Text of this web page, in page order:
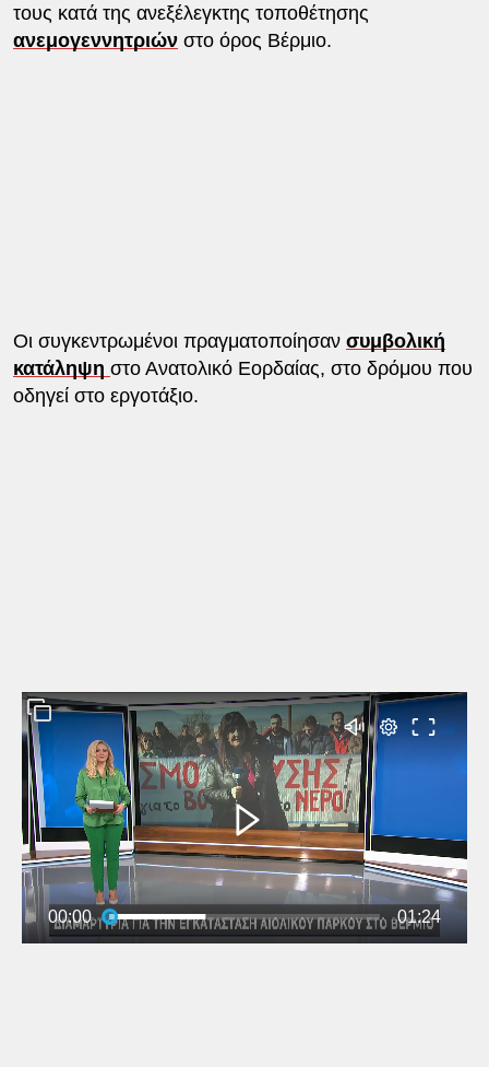
τους κατά της ανεξέλεγκτης τοποθέτησης
ανεμογεννητριώνστο όρος Βέρμιο.
Οι συγκεντρωμένοι πραγματοποίησαν συμβολική
κατάληψη στο Ανατολικό Εορδαίας, στο δρόμου που
οδηγεί στο εργοτάξιο.